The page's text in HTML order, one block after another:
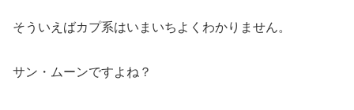
そういえばカプ系はいまいちよくわかりません。
サン・ムーンですよね？